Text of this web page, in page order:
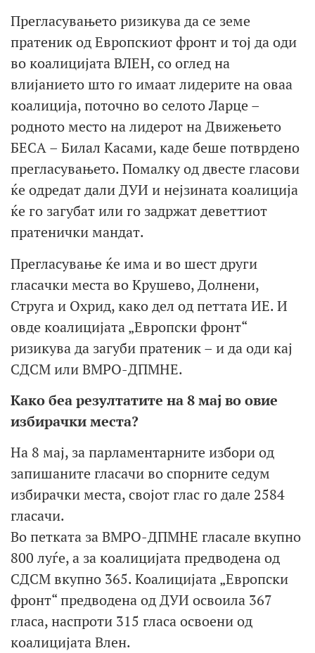
Прегласувањето ризикува да се земе
пратеник од Европскиот фронт и тој да оди
во коалицијата ВЛЕН, со оглед на
влијанието што го имаат лидерите на оваа
коалиција, поточно во селото Ларце –
родното место на лидерот на Движењето
БЕСА – Билал Касами, каде беше потврдено
прегласувањето. Помалку од двесте гласови
ќе одредат дали ДУИ и нејзината коалиција
ќе го загубат или го задржат деветтиот
пратенички мандат.
Прегласување ќе има и во шест други
гласачки места во Крушево, Долнени,
Струга и Охрид, како дел од петтата ИЕ. И
овде коалицијата „Европски фронт“
ризикува да загуби пратеник – и да оди кај
СДСМ или ВМРО-ДПМНЕ.
Како беа резултатите на 8 мај во овие
избирачки места?
На 8 мај, за парламентарните избори од
запишаните гласачи во спорните седум
избирачки места, својот глас го дале 2584
гласачи.
Во петката за ВМРО-ДПМНЕ гласале вкупно
800 луѓе, а за коалицијата предводена од
СДСМ вкупно 365. Коалицијата „Европски
фронт“ предводена од ДУИ освоила 367
гласа, наспроти 315 гласа освоени од
коалицијата Влен.